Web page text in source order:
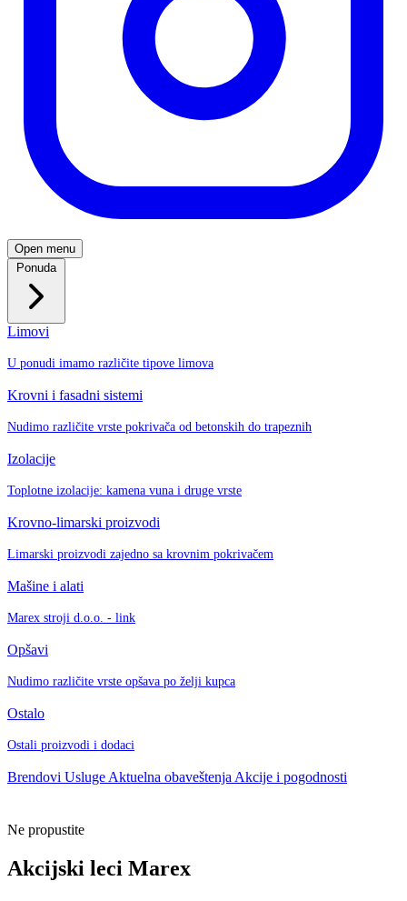
Open menu
Limovi
U ponudi imamo različite tipove limova
Krovni i fasadni sistemi
Nudimo različite vrste pokrivača od betonskih do trapeznih
Izolacije
Toplotne izolacije: kamena vuna i druge vrste
Krovno-limarski proizvodi
Limarski proizvodi zajedno sa krovnim pokrivačem
Mašine i alati
Marex stroji d.o.o. - link
Opšavi
Nudimo različite vrste opšava po želji kupca
Ostalo
Ostali proizvodi i dodaci
Brendovi Usluge Aktuelna obaveštenja Akcije i pogodnosti
Ne propustite
Akcijski leci Marex